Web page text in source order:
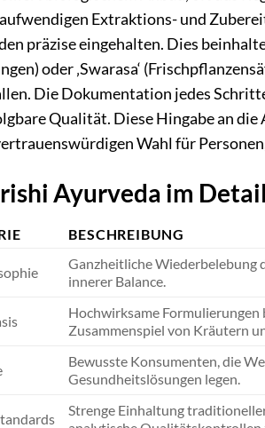
Extraktions- und
präzise eingehalten. Dies
oder ‚Swarasa‘
Die Dokumentation jedes
Qualität. Diese Hingabe an
Wahl für
Ayurveda im Detail
BESCHREIBUNG
Ganzheitliche Wiederbelebung
innerer Balance.
Hochwirksame Formulierungen
Zusammenspiel von Kräutern
Bewusste Konsumenten, die
Gesundheitslösungen legen.
Strenge Einhaltung